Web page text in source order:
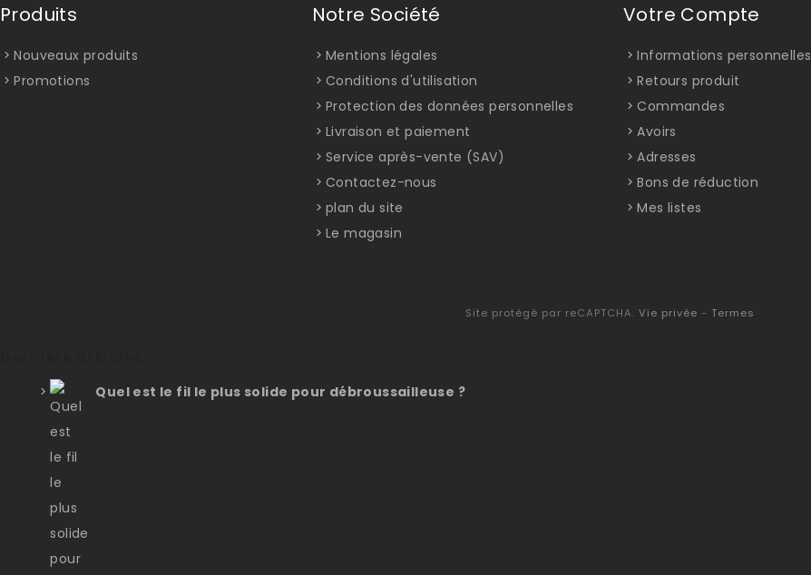
Produits
Nouveaux produits
Promotions
Notre Société
Mentions légales
Conditions d'utilisation
Protection des données personnelles
Livraison et paiement
Service après-vente (SAV)
Contactez-nous
plan du site
Le magasin
Votre Compte
Informations personnelles
Retours produit
Commandes
Avoirs
Adresses
Bons de réduction
Mes listes
Site protégé par reCAPTCHA. Vie privée - Termes
Quel est le fil le plus solide pour débroussailleuse ?